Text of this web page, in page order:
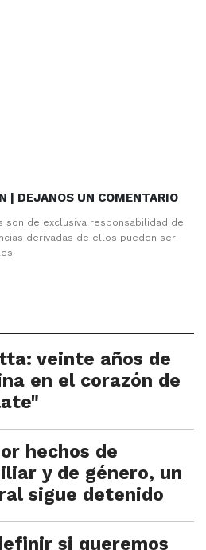
| DEJANOS UN COMENTARIO
son de exclusiva responsabilidad de
derivadas de ellos pueden ser
veinte años de
en el corazón de
hechos de
y de género, un
sigue detenido
si queremos